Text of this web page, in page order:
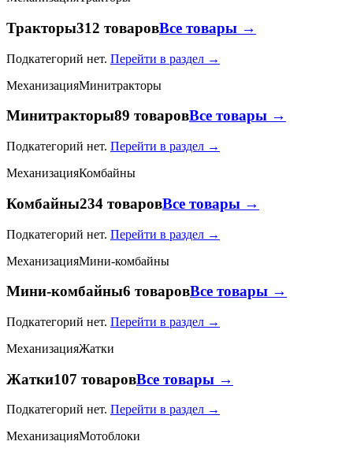
Тракторы312 товаровВсе товары →
Подкатегорий нет. Перейти в раздел →
МеханизацияМинитракторы
Минитракторы89 товаровВсе товары →
Подкатегорий нет. Перейти в раздел →
МеханизацияКомбайны
Комбайны234 товаровВсе товары →
Подкатегорий нет. Перейти в раздел →
МеханизацияМини-комбайны
Мини-комбайны6 товаровВсе товары →
Подкатегорий нет. Перейти в раздел →
МеханизацияЖатки
Жатки107 товаровВсе товары →
Подкатегорий нет. Перейти в раздел →
МеханизацияМотоблоки